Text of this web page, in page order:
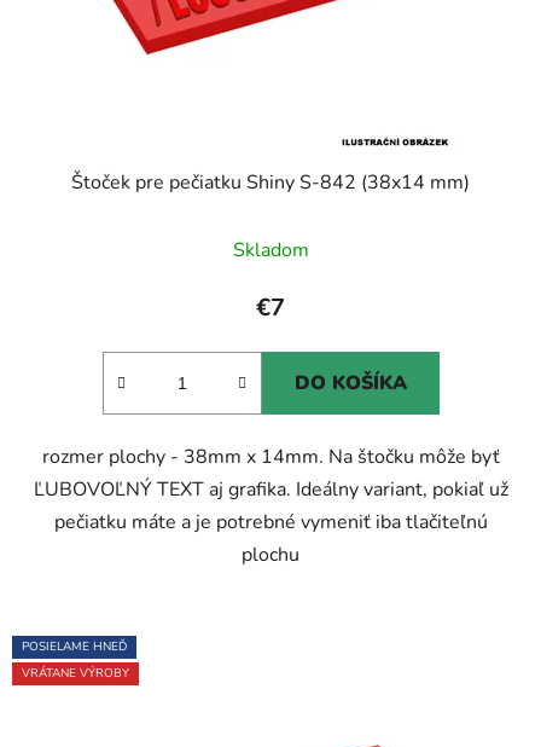
Štoček pre pečiatku Shiny S-842 (38x14 mm)
hodnotenie
produktu
5,0
hviezdičiek.
Skladom
€7
DO KOŠÍKA
rozmer plochy - 38mm x 14mm. Na štočku môže byť
ĽUBOVOĽNÝ TEXT aj grafika. Ideálny variant, pokiaľ už
pečiatku máte a je potrebné vymeniť iba tlačiteľnú
plochu
POSIELAME HNEĎ
VRÁTANE VÝROBY